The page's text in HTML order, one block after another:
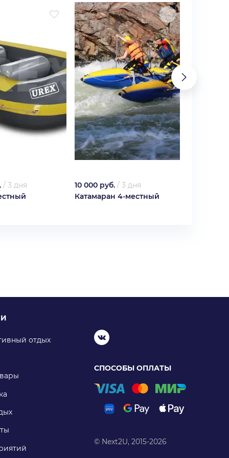
/ 3 дня
10 000 руб. / 3 дня
Катамаран 4-местный
отдых
СПОСОБЫ ОПЛАТЫ
© Next2U, 2015-2026